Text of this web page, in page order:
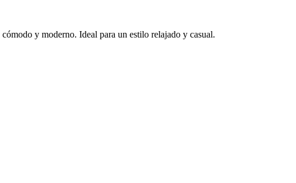
y moderno. Ideal para un estilo relajado y casual.